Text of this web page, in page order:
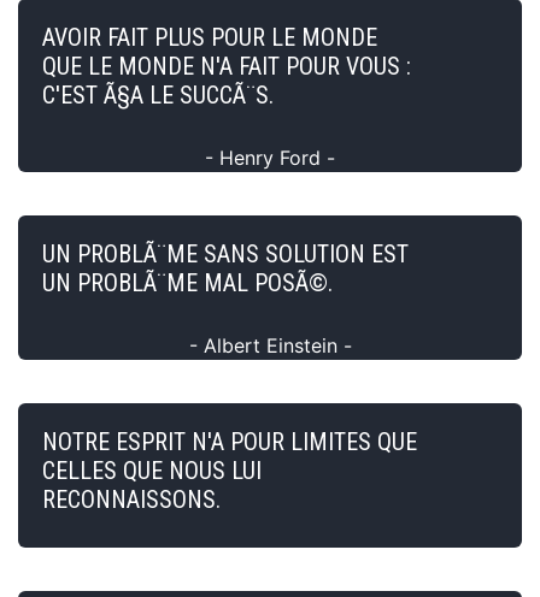
AVOIR FAIT PLUS POUR LE MONDE
QUE LE MONDE N'A FAIT POUR VOUS :
C'EST Ã§A LE SUCCÃ¨S.
- Henry Ford -
UN PROBLÃ¨ME SANS SOLUTION EST
UN PROBLÃ¨ME MAL POSÃ©.
- Albert Einstein -
NOTRE ESPRIT N'A POUR LIMITES QUE
CELLES QUE NOUS LUI
RECONNAISSONS.